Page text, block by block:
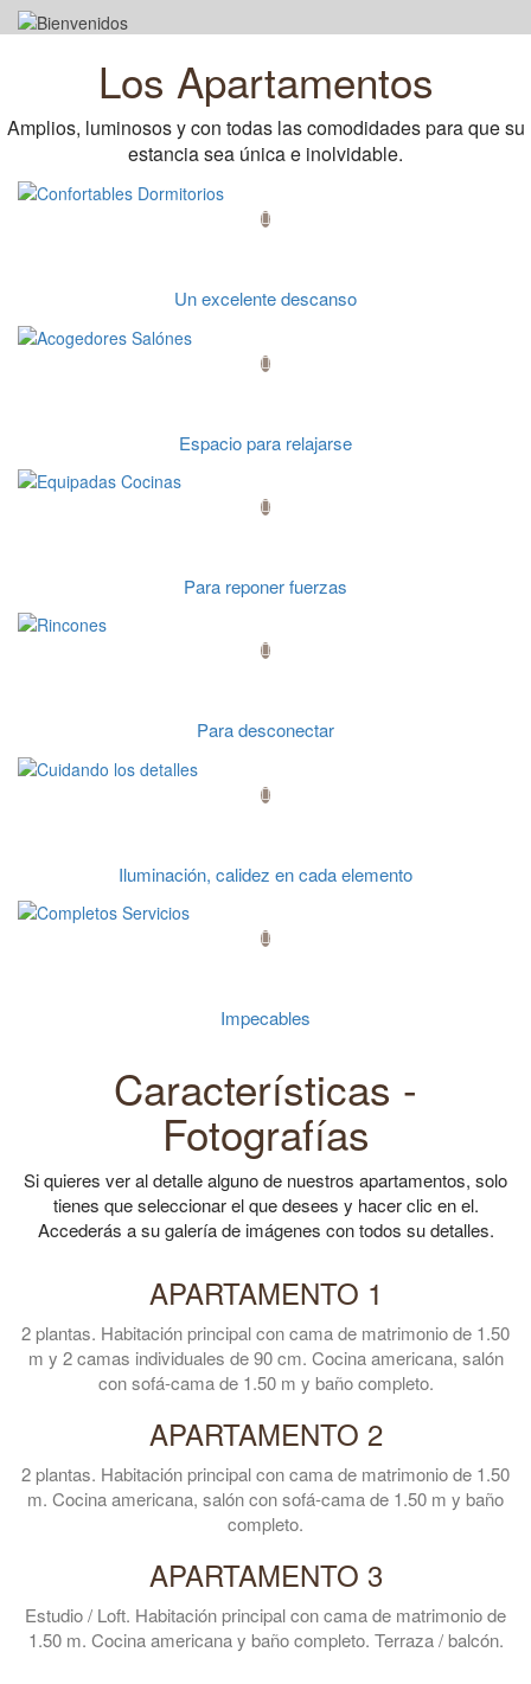
Los Apartamentos
Amplios, luminosos y con todas las comodidades para que su
estancia sea única e inolvidable.
Un excelente descanso
Espacio para relajarse
Para reponer fuerzas
Para desconectar
Iluminación, calidez en cada elemento
Impecables
Características -
Fotografías
Si quieres ver al detalle alguno de nuestros apartamentos, solo
tienes que seleccionar el que desees y hacer clic en el.
Accederás a su galería de imágenes con todos su detalles.
APARTAMENTO 1
2 plantas. Habitación principal con cama de matrimonio de 1.50
m y 2 camas individuales de 90 cm. Cocina americana, salón
con sofá-cama de 1.50 m y baño completo.
APARTAMENTO 2
2 plantas. Habitación principal con cama de matrimonio de 1.50
m. Cocina americana, salón con sofá-cama de 1.50 m y baño
completo.
APARTAMENTO 3
Estudio / Loft. Habitación principal con cama de matrimonio de
1.50 m. Cocina americana y baño completo. Terraza / balcón.